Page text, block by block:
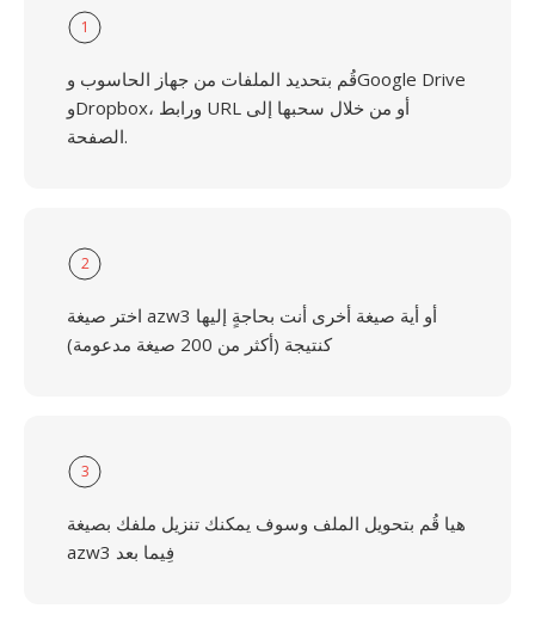
1
قُم بتحديد الملفات من جهاز الحاسوب وGoogle Drive
وDropbox، ورابط URL أو من خلال سحبها إلى
الصفحة.
2
اختر صيغة azw3 أو أية صيغة أخرى أنت بحاجةٍ إليها
كنتيجة (أكثر من 200 صيغة مدعومة)
3
هيا قُم بتحويل الملف وسوف يمكنك تنزيل ملفك بصيغة
azw3 فِيما بعد